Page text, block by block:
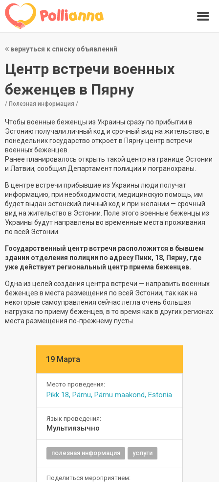
вернуться к списку объявлений
Центр встречи военных
беженцев в Пярну
/ Полезная информация /
Чтобы военные беженцы из Украины сразу по прибытии в
Эстонию получали личный код и срочный вид на жительство, в
понедельник государство откроет в Пярну центр встречи
военных беженцев.
Ранее планировалось открыть такой центр на границе Эстонии
и Латвии, сообщил Департамент полиции и погранохраны.
В центре встречи прибывшие из Украины люди получат
информацию, при необходимости, медицинскую помощь, им
будет выдан эстонский личный код и при желании — срочный
вид на жительство в Эстонии. Поле этого военные беженцы из
Украины будут направлены во временные места проживания
по всей Эстонии.
Государственный центр встречи расположится в бывшем
здании отделения полиции по адресу Пикк, 18, Пярну, где
уже действует региональный центр приема беженцев.
Одна из целей создания центра встречи — направить военных
беженцев в места размещения по всей Эстонии, так как на
некоторые самоуправления сейчас легла очень большая
нагрузка по приему беженцев, в то время как в других регионах
места размещения по-прежнему пусты.
19 Марта
Место проведения:
Pikk 18, Pärnu, Pärnu maakond, Estonia
Язык проведения:
Мультиязычно
полезная информация услуги
Поделиться мероприятием: